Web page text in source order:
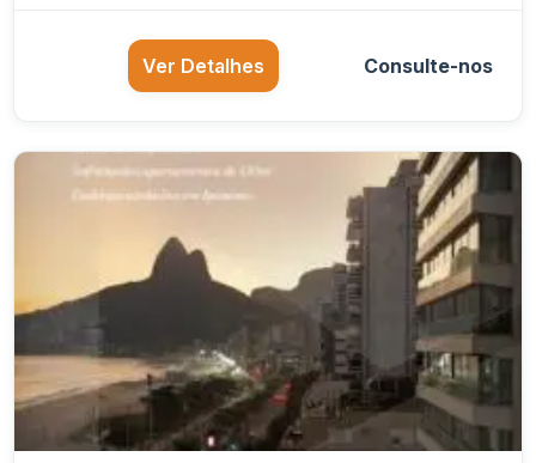
Ver Detalhes Consulte-nos